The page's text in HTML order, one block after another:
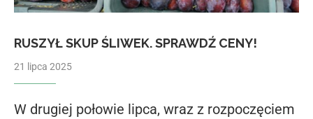
RUSZYŁ SKUP ŚLIWEK. SPRAWDŹ CENY!
21 lipca 2025
W drugiej połowie lipca, wraz z rozpoczęciem